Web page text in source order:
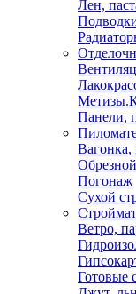
Лен,
Панели,
Вагонка,
Погонаж
Сухой
Ветро,
Готовые